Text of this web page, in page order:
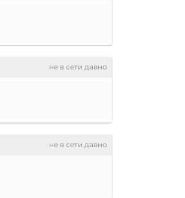
не в сети давно
не в сети давно